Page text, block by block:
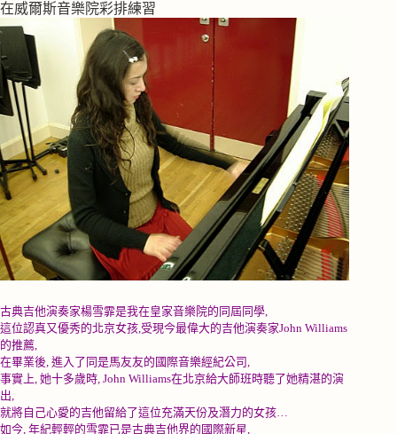
在威爾斯音樂院彩排練習
古典吉他演奏家楊雪霏是我在皇家音樂院的同屆同學
這位認真又優秀的北京女孩 受現今最偉大的吉他演奏家John Williams
的推薦
在畢業後 進入了同是馬友友的國際音樂經紀公司
事實上 她十多歲時 , John Williams在北京給大師班時聽了她精湛的演
出
就將自己心愛的吉他留給了這位充滿天份及潛力的女孩
如今 年紀輕輕的雪霏已是古典吉他界的國際新星